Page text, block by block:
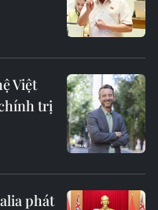
Việt
trị
phát